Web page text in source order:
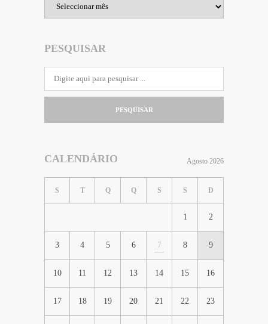
PESQUISAR
PESQUISAR
CALENDÁRIO Agosto 2026
S T Q Q S S D
1 2
3 4 5 6 7 8 9
10 11 12 13 14 15 16
17 18 19 20 21 22 23